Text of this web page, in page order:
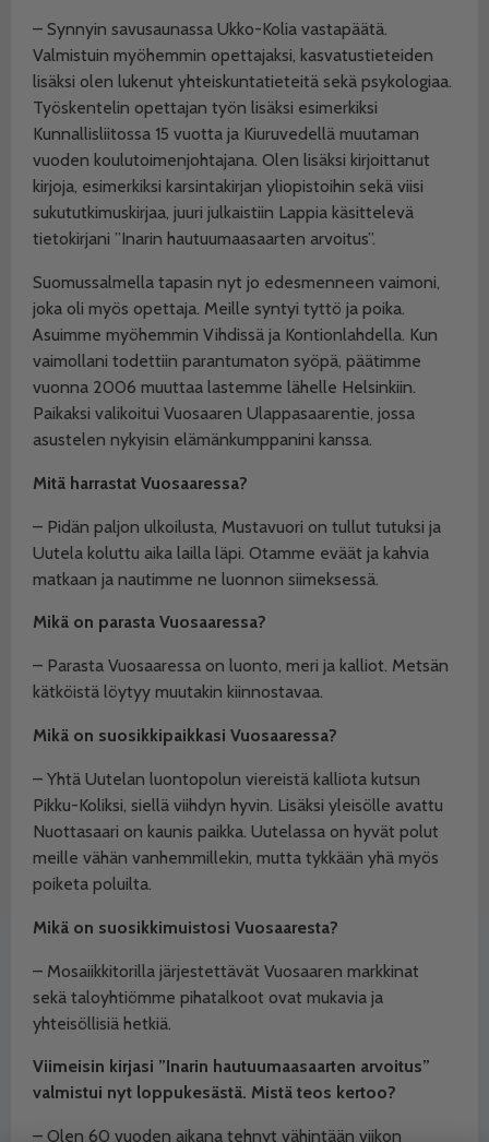
– Synnyin savusaunassa Ukko-Kolia vastapäätä.
Valmistuin myöhemmin opettajaksi, kasvatustieteiden
lisäksi olen lukenut yhteiskuntatieteitä sekä psykologiaa.
Työskentelin opettajan työn lisäksi esimerkiksi
Kunnallisliitossa 15 vuotta ja Kiuruvedellä muutaman
vuoden koulutoimenjohtajana. Olen lisäksi kirjoittanut
kirjoja, esimerkiksi karsintakirjan yliopistoihin sekä viisi
sukututkimuskirjaa, juuri julkaistiin Lappia käsittelevä
tietokirjani ”Inarin hautuumaasaarten arvoitus”.
Suomussalmella tapasin nyt jo edesmenneen vaimoni,
joka oli myös opettaja. Meille syntyi tyttö ja poika.
Asuimme myöhemmin Vihdissä ja Kontionlahdella. Kun
vaimollani todettiin parantumaton syöpä, päätimme
vuonna 2006 muuttaa lastemme lähelle Helsinkiin.
Paikaksi valikoitui Vuosaaren Ulappasaarentie, jossa
asustelen nykyisin elämänkumppanini kanssa.
Mitä harrastat Vuosaaressa?
– Pidän paljon ulkoilusta, Mustavuori on tullut tutuksi ja
Uutela koluttu aika lailla läpi. Otamme eväät ja kahvia
matkaan ja nautimme ne luonnon siimeksessä.
Mikä on parasta Vuosaaressa?
– Parasta Vuosaaressa on luonto, meri ja kalliot. Metsän
kätköistä löytyy muutakin kiinnostavaa.
Mikä on suosikkipaikkasi Vuosaaressa?
– Yhtä Uutelan luontopolun viereistä kalliota kutsun
Pikku-Koliksi, siellä viihdyn hyvin. Lisäksi yleisölle avattu
Nuottasaari on kaunis paikka. Uutelassa on hyvät polut
meille vähän vanhemmillekin, mutta tykkään yhä myös
poiketa poluilta.
Mikä on suosikkimuistosi Vuosaaresta?
– Mosaiikkitorilla järjestettävät Vuosaaren markkinat
sekä taloyhtiömme pihatalkoot ovat mukavia ja
yhteisöllisiä hetkiä.
Viimeisin kirjasi ”Inarin hautuumaasaarten arvoitus”
valmistui nyt loppukesästä. Mistä teos kertoo?
– Olen 60 vuoden aikana tehnyt vähintään viikon